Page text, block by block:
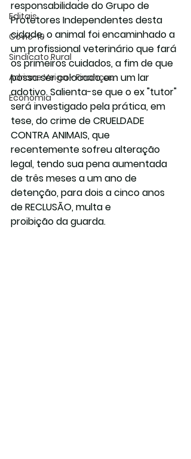
Editais
Covic-19
Sindicato Rural
Adriane Veiga - Finanças
Economia
responsabilidade do Grupo de
Protetores Independentes desta
cidade, o animal foi encaminhado a
um profissional veterinário que fará
os primeiros cuidados, a fim de que
possa ser colocado em um lar
adotivo. Salienta-se que o ex "tutor"
será investigado pela prática, em
tese, do crime de CRUELDADE
CONTRA ANIMAIS, que
recentemente sofreu alteração
legal, tendo sua pena aumentada
de três meses a um ano de
detenção, para dois a cinco anos
de RECLUSÃO, multa e
proibição da guarda.